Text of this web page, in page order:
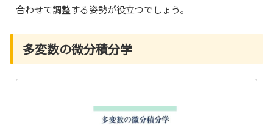
合わせて調整する姿勢が役立つでしょう。
多変数の微分積分学